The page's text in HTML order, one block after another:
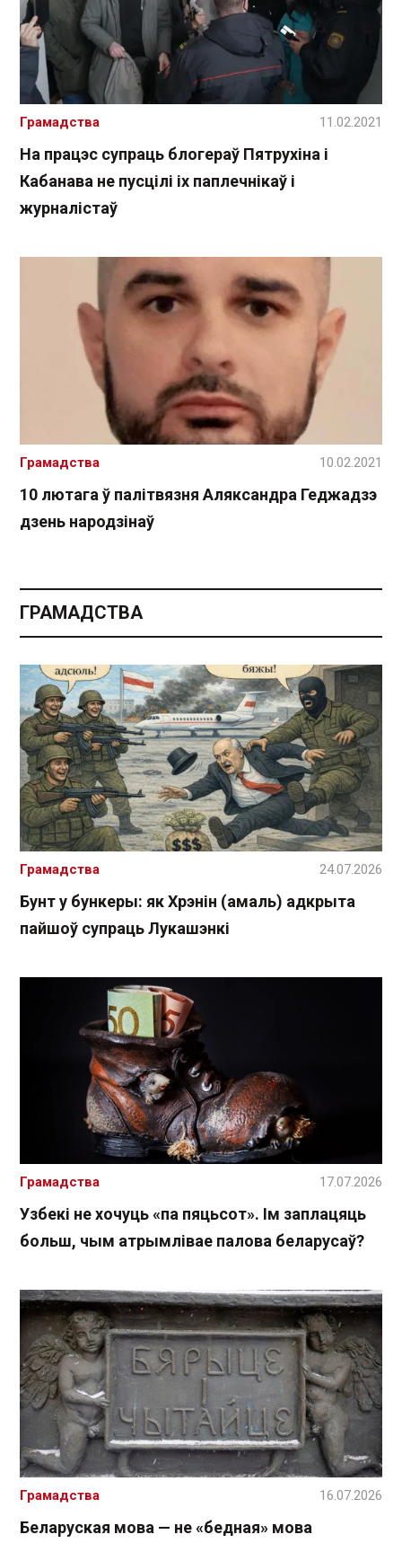
На працэс супраць блогераў Пятрухіна і
Кабанава не пусцілі іх паплечнікаў і
журналістаў
Грамадства 11.02.2021
10 лютага ў палітвязня Аляксандра Геджадзэ
дзень народзінаў
Грамадства 10.02.2021
ГРАМАДСТВА
Бунт у бункеры: як Хрэнін (амаль) адкрыта
пайшоў супраць Лукашэнкі
Грамадства 24.07.2026
Узбекі не хочуць «па пяцьсот». Ім заплацяць
больш, чым атрымлівае палова беларусаў?
Грамадства 17.07.2026
Беларуская мова — не «бедная» мова
Грамадства 16.07.2026